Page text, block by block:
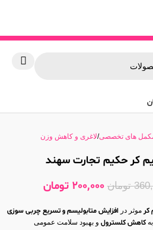
های تخصصی لاغری و کاهش وزن
کر حکیم تجارت سهند
تومان 200,000 تومان
کر موثر درافزایش متابولیسم و تسریع چربی‌ سوزی
کاهش کلسترول و بهبود سلامت عمومی